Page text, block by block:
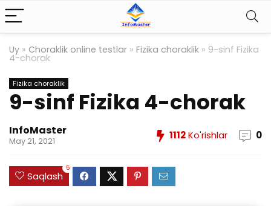
Uy » Choraklik online testlar » Fizika choraklik » 9-sinf Fizika
4-chorak
Fizika choraklik
9-sinf Fizika 4-chorak
InfoMaster
May 21, 2021 1112Ko'rishlar 0
Saqlash
5